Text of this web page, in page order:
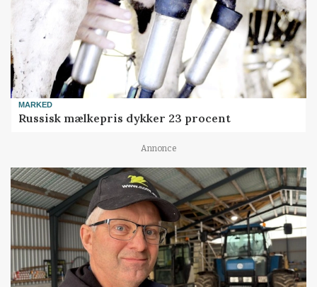
MARKED
Russisk mælkepris dykker 23 procent
Annonce